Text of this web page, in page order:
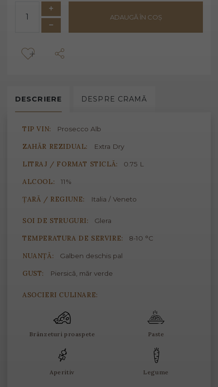
ADAUGĂ ÎN COȘ
DESCRIERE DESPRE CRAMĂ
TIP VIN: Prosecco Alb
ZAHĂR REZIDUAL: Extra Dry
LITRAJ / FORMAT STICLĂ: 0.75 L
ALCOOL: 11%
ȚARĂ / REGIUNE: Italia / Veneto
SOI DE STRUGURI: Glera
TEMPERATURA DE SERVIRE: 8-10 °C
NUANȚĂ: Galben deschis pal
GUST: Piersică, măr verde
ASOCIERI CULINARE:
Brânzeturi proaspete Paste
Aperitiv Legume